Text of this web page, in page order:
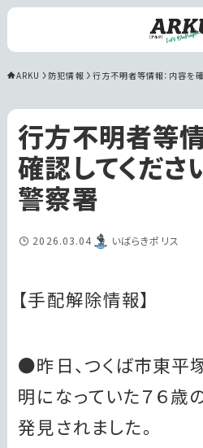
ARKU 防犯情報 行方不明者等情報：内容を
行方不明者等
確認してくださ
警察署
2026.03.04 いばらきポリス
【手配解除情報】
●昨日、つくば市東平
明になっていた７６歳
発見されました。